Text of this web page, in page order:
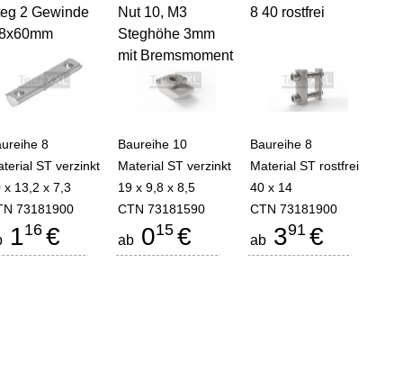
2 Gewinde
8
ST verzinkt
x 13,2 x 7,3
73181900
116 €
Nut 10, M3
Steghöhe 3mm
mit Bremsmoment
Baureihe 10
Material ST verzinkt
19 x 9,8 x 8,5
CTN 73181590
ab 015 €
8 40 rostfrei
Baureihe 8
Material ST rostfrei
40 x 14
CTN 73181900
ab391 €